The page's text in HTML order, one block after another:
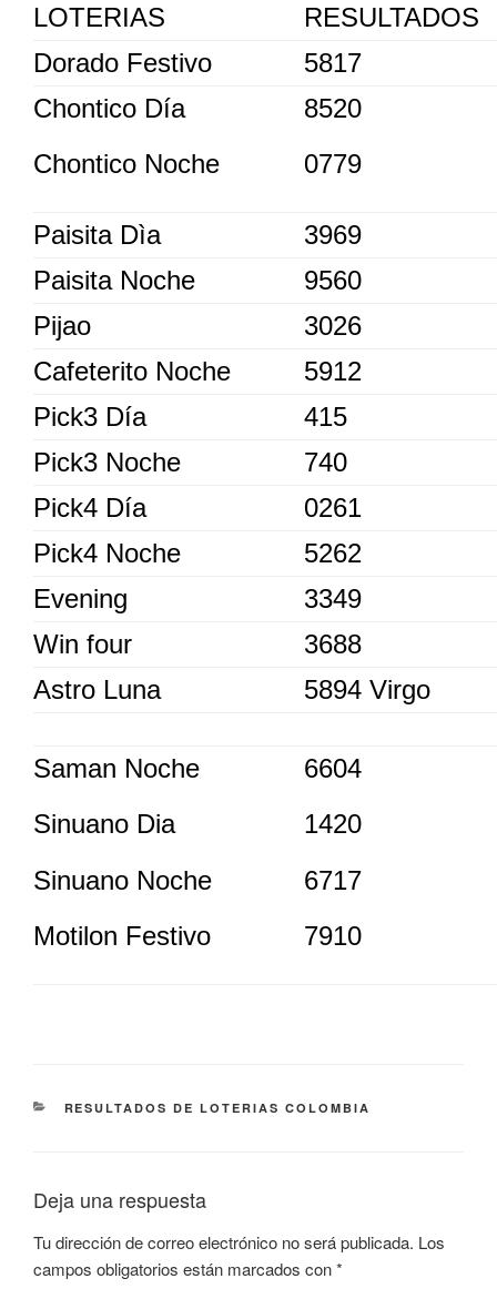
LOTERIAS
RESULTADOS
Dorado Festivo
5817
Chontico Día
Chontico Noche
8520
0779
Paisita Dìa
3969
Paisita Noche
9560
Pijao
3026
Cafeterito Noche
5912
Pick3 Día
415
Pick3 Noche
740
Pick4 Día
0261
Pick4 Noche
5262
Evening
3349
Win four
3688
Astro Luna
5894 Virgo
Saman Noche
Sinuano Dia
Sinuano Noche
Motilon Festivo
6604
1420
6717
7910
CATEGORÍAS
RESULTADOS DE LOTERIAS COLOMBIA
Deja una respuesta
Tu dirección de correo electrónico no será publicada. Los
campos obligatorios están marcados con*